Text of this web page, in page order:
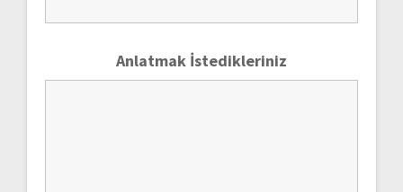
Anlatmak İstedikleriniz